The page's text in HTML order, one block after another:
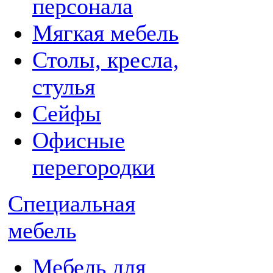
персонала
Мягкая мебель
Столы, кресла,
стулья
Сейфы
Офисные
перегородки
Специальная
мебель
Мебель для